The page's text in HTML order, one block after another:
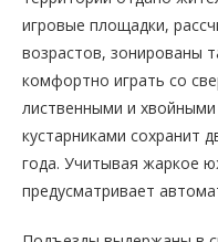
игровые площадки,
возрастов, зонированы
комфортно играть со
лиственными и
кустарниками сохранит
года. Учитывая жаркое
предусматривает